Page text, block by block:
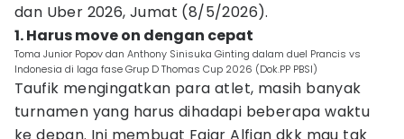
dan Uber 2026, Jumat (8/5/2026).
1. Harus move on dengan cepat
Toma Junior Popov dan Anthony Sinisuka Ginting dalam duel Prancis vs
Indonesia di laga fase Grup D Thomas Cup 2026 (Dok.PP PBSI)
Taufik mengingatkan para atlet, masih banyak
turnamen yang harus dihadapi beberapa waktu